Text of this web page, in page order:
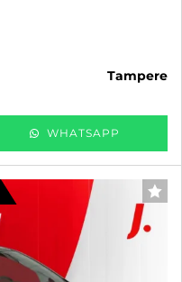
tampere
WHATSAPP